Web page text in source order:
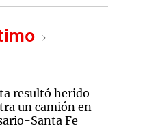
resultó herido
un camión en
Santa Fe